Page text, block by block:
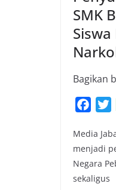
SMK
Bagikan
c
e
b
o
i
t
t
Media
menjadi
Negara
sekaligus